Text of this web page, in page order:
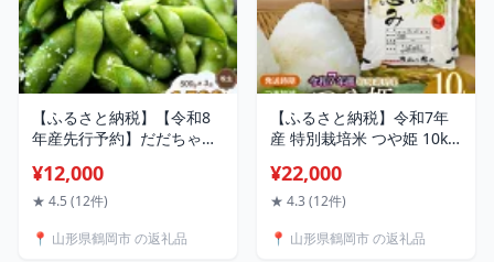
【ふるさと納税】【令和8
年産先行予約】だだちゃ豆
小池喜左衛門ファーム 枝豆
2026年 | 山形県 鶴岡市 支
メ お取り寄せ グルメ ご当
¥12,000
★ 4.5 (12件)
📍 山形県鶴岡市 の返礼品
【ふるさと納税】令和7年
産 特別栽培米 つや姫 10kg
岡市産 米工房月山 | 山形
県 鶴岡市 返礼品 無洗米 白
こめ お米 楽天ふるさと 納
¥22,000
★ 4.3 (12件)
📍 山形県鶴岡市 の返礼品